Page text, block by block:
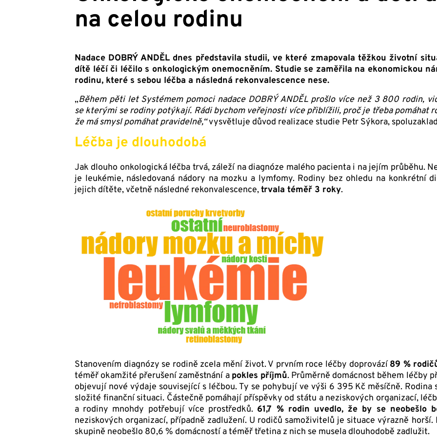
na celou rodinu
Nadace DOBRÝ ANDĚL dnes představila studii, ve které zmapovala těžkou životní
dítě léčí či léčilo s onkologickým onemocněním. Studie se zaměřila na ekonomickou
rodinu, které s sebou léčba a následná rekonvalescence nese.
„Během pěti let Systémem pomoci nadace DOBRÝ ANDĚL prošlo více než 3 800 rodin,
se kterými se rodiny potýkají. Rádi bychom veřejnosti více přiblížili, proč je třeba pomáhat
že má smysl pomáhat pravidelně,“vysvětluje důvod realizace studie Petr Sýkora,
Léčba je dlouhodobá
Jak dlouho onkologická léčba trvá, záleží na diagnóze malého pacienta i na jejím průběhu.
je leukémie, následovaná nádory na mozku a lymfomy. Rodiny bez ohledu na konkrétní
jejich dítěte, včetně následné rekonvalescence,trvala téměř 3 roky.
Stanovením diagnózy se rodině zcela mění život. V prvním roce léčby doprovází89 %
téměř okamžité přerušení zaměstnání a pokles příjmů. Průměrně domácnost během léčby
objevují nové výdaje související s léčbou. Ty se pohybují ve výši 6 395 Kč měsíčně.
složité finanční situaci. Částečně pomáhají příspěvky od státu a neziskových organizací,
a rodiny mnohdy potřebují více prostředků. 61,7 % rodin uvedlo, že by se neobešlo
neziskových organizací, případně zadlužení. U rodičů samoživitelů je situace výrazně
skupině neobešlo 80,6 % domácností a téměř třetina z nich se musela dlouhodobě zadlužit.